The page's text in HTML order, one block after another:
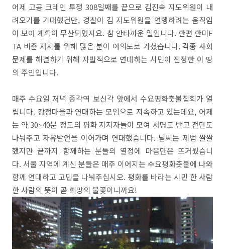
어제 고공 크레인 투쟁 308일째를 끝으로 김진숙 지도위원이 내
려오기를 기대했건만, 경찰이 김 지도위원을 연행하려는 움직임
이 보여 계획이 무산되었지요. 참 안타까운 일입니다. 한편 한미F
TA 비준 저지를 위해 많은 분이 여의도로 가셨습니다. 각종 사회
문제를 해결하기 위해 자발적으로 연대하는 시민이 진정한 이 땅
의 주인입니다.
매주 수요일 저녁 종각역 보신각 앞에서 수요평화춧불집회가 열
립니다. 강정마을과 연대하는 모임으로 지속하고 있는데요, 어제
는 약 30~40분 정도의 평화 지지자들이 모여 서명도 받고 전단도
나눠주고 자유발언을 이어가며 연대했습니다. 날씨는 제법 쌀쌀
했지만 끝까지 함께하는 분들의 열정에 마음만은 뜨거웠습니
다. 서울 지역에 계신 분들은 매주 이어지는 수요평화촛불에 나와
함께 연대하고 고민을 나눠주십시오. 평화를 바라는 시민 한 사람
한 사람의 뜻이 곧 희망의 불꽃이니까요!